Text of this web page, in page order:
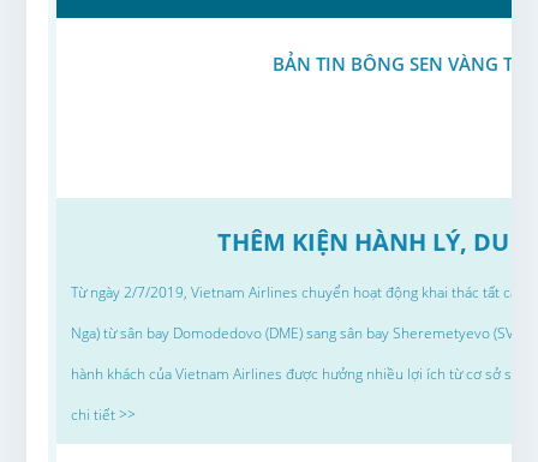
BẢN TIN BÔNG SEN VÀNG
THÊM KIỆN HÀNH LÝ, DU
Từ ngày 2/7/2019, Vietnam Airlines chuyển hoạt động khai thác tất cả
Nga) từ sân bay Domodedovo (DME) sang sân bay Sheremetyevo
hành khách của Vietnam Airlines được hưởng nhiều lợi ích từ cơ sở sân
chi tiết >>